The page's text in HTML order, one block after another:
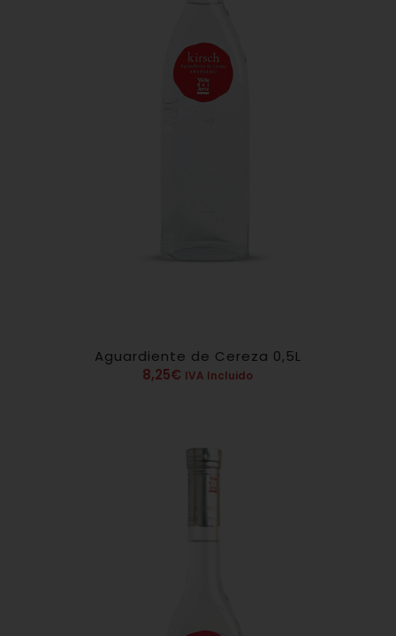
4.78
Aguardiente de Cereza 0,5L
8,25€ IVA Incluido